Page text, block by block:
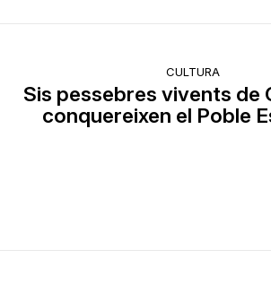
CULTURA
Sis pessebres vivents de
conquereixen el Poble